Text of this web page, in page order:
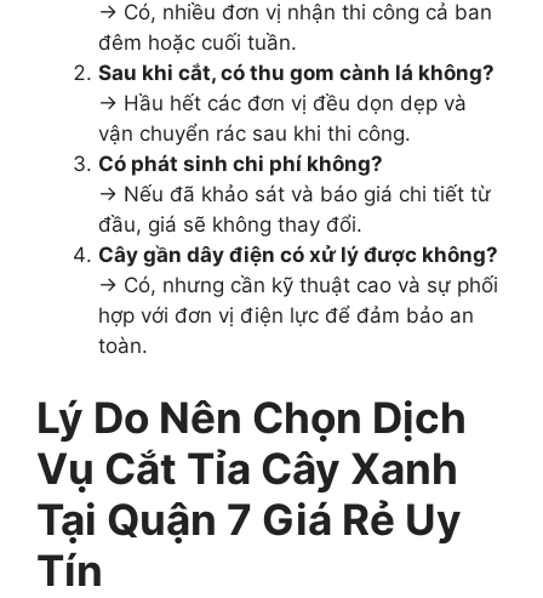
→ Có, nhiều đơn vị nhận thi công cả ban
đêm hoặc cuối tuần.
Sau khi cắt, có thu gom cành lá không?
→ Hầu hết các đơn vị đều dọn dẹp và
vận chuyển rác sau khi thi công.
Có phát sinh chi phí không?
→ Nếu đã khảo sát và báo giá chi tiết từ
đầu, giá sẽ không thay đổi.
Cây gần dây điện có xử lý được không?
→ Có, nhưng cần kỹ thuật cao và sự phối
hợp với đơn vị điện lực để đảm bảo an
toàn.
Lý Do Nên Chọn Dịch
Vụ Cắt Tỉa Cây Xanh
Tại Quận 7 Giá Rẻ Uy
Tín